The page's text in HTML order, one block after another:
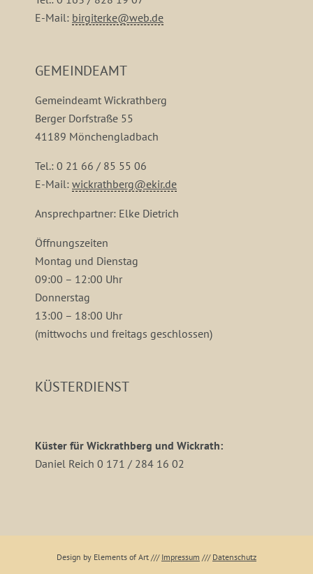
E-Mail: birgiterke@web.de
GEMEINDEAMT
Gemeindeamt Wickrathberg
Berger Dorfstraße 55
41189 Mönchengladbach
Tel.: 0 21 66 / 85 55 06
E-Mail: wickrathberg@ekir.de
Ansprechpartner: Elke Dietrich
Öffnungszeiten
Montag und Dienstag
09:00 – 12:00 Uhr
Donnerstag
13:00 – 18:00 Uhr
(mittwochs und freitags geschlossen)
KÜSTERDIENST
Küster für Wickrathberg und Wickrath:
Daniel Reich 0 171 / 284 16 02
Design by Elements of Art /// Impressum /// Datenschutz